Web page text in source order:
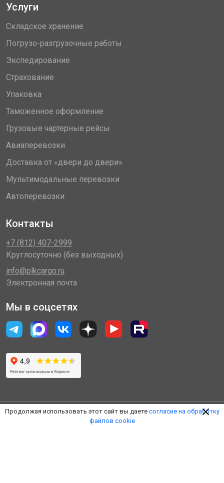
Услуги
Складское хранение
Погрузо-разгрузочные работы
Экспедирование
Страхование
Упаковка
Таможенное оформление
Грузовые чартерные рейсы
Авиаперевозки
Доставка от «двери до двери»
Мультимодальные перевозки
Автоперевозки
Контакты
+7 (812) 407-2999
Круглосуточно (без выходных)
info@plkcargo.ru
Электронная почта
Мы в соцсетях
© 2014 - 2026 «Пулковская Логистическая Компания»
Продолжая использовать этот сайт вы даете согласие на обработку
файлов cookie